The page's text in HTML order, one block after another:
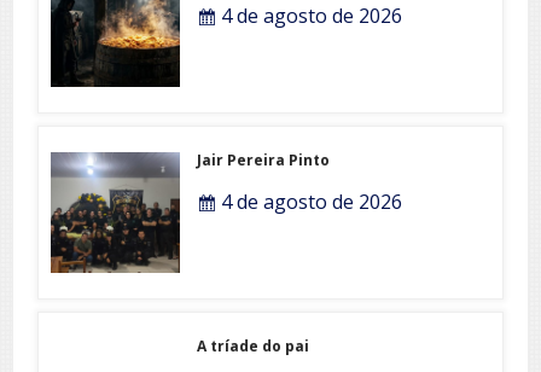
4 de agosto de 2026
Jair Pereira Pinto
4 de agosto de 2026
A tríade do pai